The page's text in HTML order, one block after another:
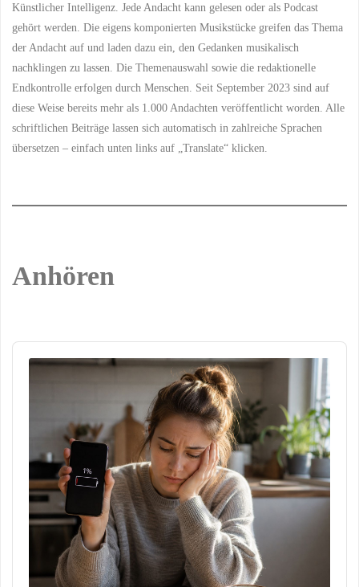
Künstlicher Intelligenz. Jede Andacht kann gelesen oder als Podcast
gehört werden. Die eigens komponierten Musikstücke greifen das Thema
der Andacht auf und laden dazu ein, den Gedanken musikalisch
nachklingen zu lassen. Die Themenauswahl sowie die redaktionelle
Endkontrolle erfolgen durch Menschen. Seit September 2023 sind auf
diese Weise bereits mehr als 1.000 Andachten veröffentlicht worden. Alle
schriftlichen Beiträge lassen sich automatisch in zahlreiche Sprachen
übersetzen – einfach unten links auf „Translate“ klicken.
Anhören
Audio
Player